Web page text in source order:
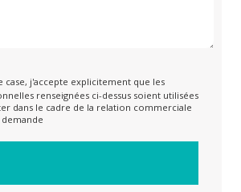
case, j'accepte explicitement que les
renseignées ci-dessus soient utilisées
dans le cadre de la relation commerciale